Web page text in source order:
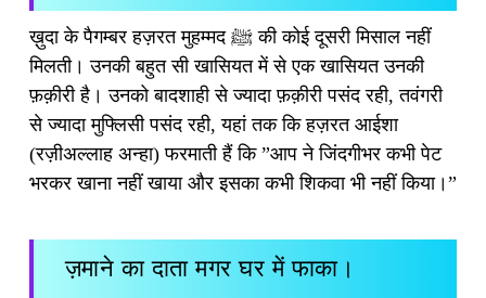
ख़ुदा के पैगम्बर हज़रत मुहम्मद ﷺ की कोई दूसरी मिसाल नहीं
मिलती। उनकी बहुत सी खासियत में से एक खासियत उनकी
फ़क़ीरी है। उनको बादशाही से ज्यादा फ़क़ीरी पसंद रही, तवंगरी
से ज्यादा मुफ्लिसी पसंद रही, यहां तक कि हज़रत आईशा
(रज़ीअल्लाह अन्हा) फरमाती हैं कि ”आप ने जिंदगीभर कभी पेट
भरकर खाना नहीं खाया और इसका कभी शिकवा भी नहीं किया।”
ज़माने का दाता मगर घर में फाका।